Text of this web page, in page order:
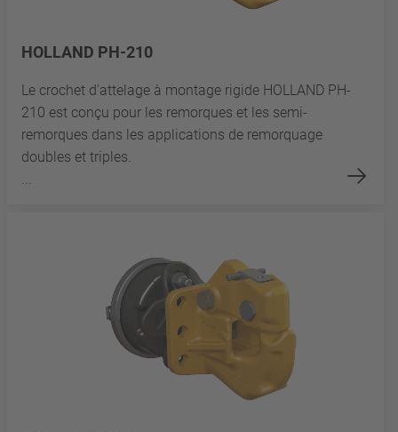
HOLLAND PH-210
Le crochet d'attelage à montage rigide HOLLAND PH-
210 est conçu pour les remorques et les semi-
remorques dans les applications de remorquage
doubles et triples.
...